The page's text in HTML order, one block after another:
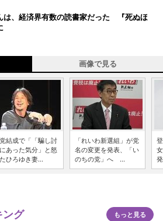
は、経済界有数の読書家だった 『死ぬほ
画像で見る
結成で「「騙し討
あった気分」と怒
ひろゆき妻...
「れいわ新選組」が党
名の変更を発表、「い
のちの党」へ ...
ング もっと見る